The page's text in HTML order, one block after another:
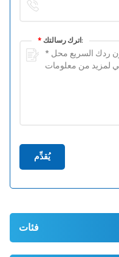
* اترك رسالتك:
يُقدِّم
فئات